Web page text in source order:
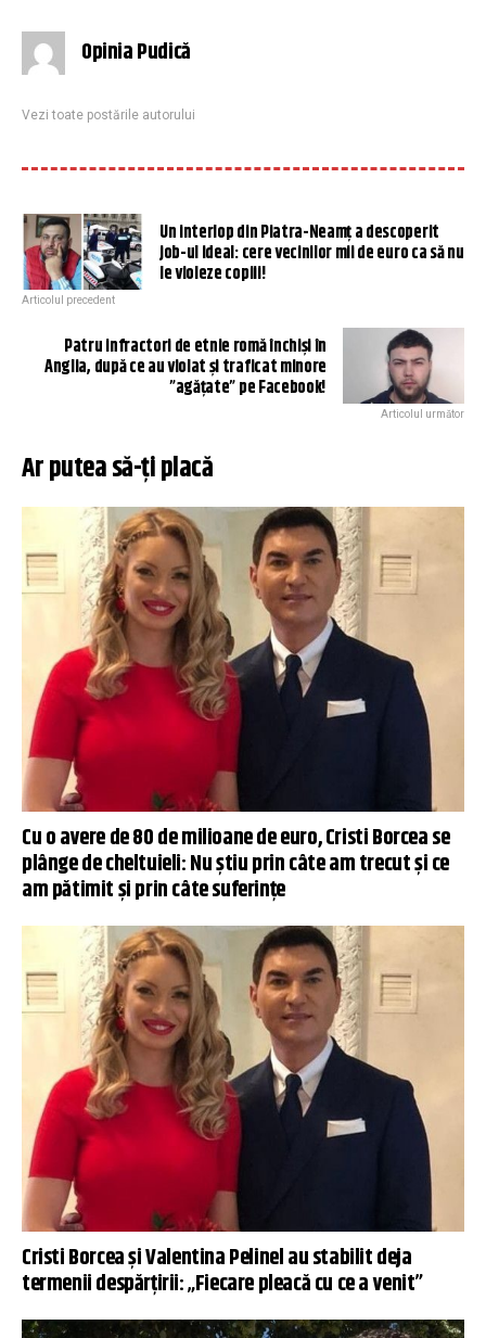
Opinia Pudică
Vezi toate postările autorului
Un interlop din Piatra-Neamț a descoperit
job-ul ideal: cere vecinilor mii de euro ca să nu
le violeze copiii!
Articolul precedent
Patru infractori de etnie romă închiși în
Anglia, după ce au violat și traficat minore
”agățate” pe Facebook!
Articolul următor
Ar putea să-ți placă
Cu o avere de 80 de milioane de euro, Cristi Borcea se
plânge de cheltuieli: Nu știu prin câte am trecut și ce
am pătimit și prin câte suferințe
Cristi Borcea și Valentina Pelinel au stabilit deja
termenii despărțirii: „Fiecare pleacă cu ce a venit”